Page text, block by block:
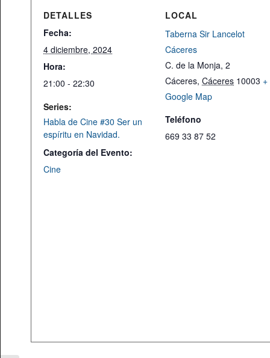
DETALLES
Fecha:
4 diciembre, 2024
Hora:
21:00 - 22:30
Series:
Habla de Cine #30 Ser un
espíritu en Navidad.
Categoría del Evento:
Cine
LOCAL
Taberna Sir Lancelot
Cáceres
C. de la Monja, 2
Cáceres, Cáceres 10003 +
Google Map
Teléfono
669 33 87 52